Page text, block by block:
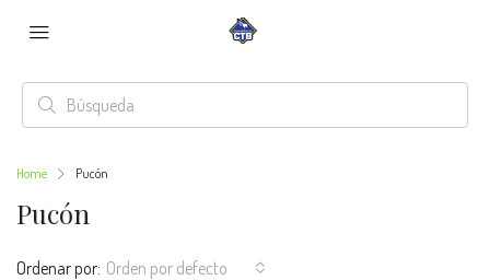
Home Pucón
Pucón
Ordenar por: Orden por defecto